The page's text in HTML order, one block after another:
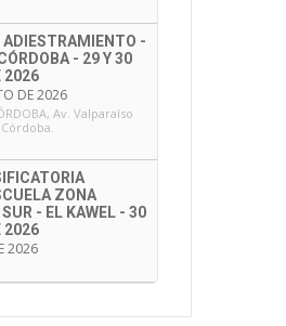
ADIESTRAMIENTO -
- 29 Y 30
2026
DE 2026
, Av. Valparaíso
Córdoba.
ZONA
SUR - EL KAWEL - 30
2026
2026